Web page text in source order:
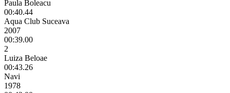
Paula Boleacu
00:40.44
Aqua Club Suceava
2007
00:39.00
2
Luiza Beloae
00:43.26
Navi
1978